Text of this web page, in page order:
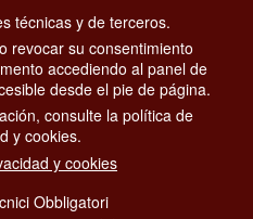
Sport, Turismo e Moda.
TEL. 06 06 08
técnicas y de terceros.
revocar su consentimiento
accediendo al panel de
desde el pie de página.
consulte la política de
y cookies.
y cookies
Obbligatori